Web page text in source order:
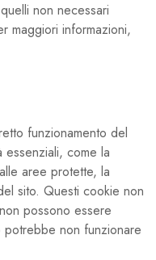
non necessari
maggiori informazioni,
funzionamento del
come la
aree protette, la
sito. Questi cookie non
possono essere
non funzionare